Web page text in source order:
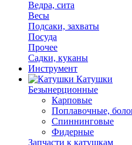
Ведра, сита
Весы
Подсаки, захваты
Посуда
Прочее
Садки, куканы
Инструмент
Катушки
Безынерционные
Карповые
Поплавочные,
Спиннинговые
Фидерные
Запчасти к катушкам